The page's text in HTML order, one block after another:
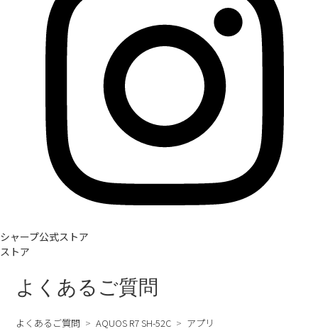
シャープ公式ストア
ストア
よくあるご質問
よくあるご質問 AQUOS R7 SH-52C アプリ